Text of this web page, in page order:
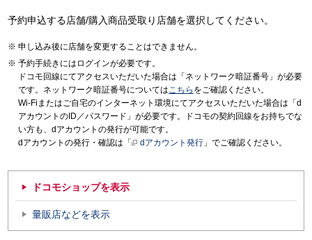
予約申込する店舗/購入商品受取り店舗を選択してください。
申し込み後に店舗を変更することはできません。
予約手続きにはログインが必要です。
ドコモ回線にてアクセスいただいた場合は「ネットワーク暗証番号」が必要
です。ネットワーク暗証番号についてはこちら をご確認ください。
Wi-Fiまたはご自宅のインターネット環境にてアクセスいただいた場合は「d
アカウントのID／パスワード」が必要です。ドコモの契約回線をお持ちでな
い方も、dアカウントの発行が可能です。
dアカウントの発行・確認は「
dアカウント発行 」でご確認ください。
ドコモショップを表示
量販店などを表示